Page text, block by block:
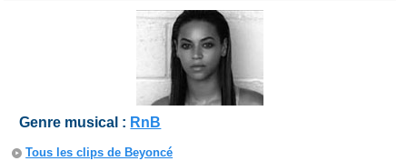
Genre musical : RnB
Tous les clips de Beyoncé